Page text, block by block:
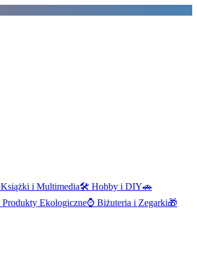
Książki i Multimedia🛠️ Hobby i DIY🚗
Produkty Ekologiczne⌚ Biżuteria i Zegarki🎁